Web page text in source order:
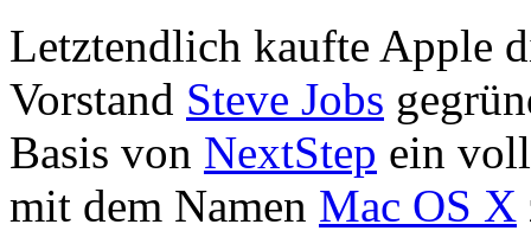
Letztendlich kaufte Apple
Vorstand Steve Jobs
Basis von NextStep ein
mit dem Namen Mac OS X